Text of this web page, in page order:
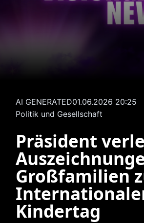
AI GENERATED01.06.2026 20:25
Politik und Gesellschaft
Präsident
Großfamilien
Kindertag